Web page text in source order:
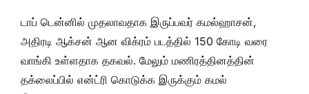
டாப் டென்னில் முதலாவதாக இருப்பவர் கமல்ஹாசன்,
அதிரடி ஆக்சன் ஆன விக்ரம் படத்தில் 150 கோடி வரை
வாங்கி உள்ளதாக தகவல். மேலும் மணிரத்தினத்தின்
தக்லைப்பில் என்ட்ரி கொடுக்க இருக்கும் கமல்